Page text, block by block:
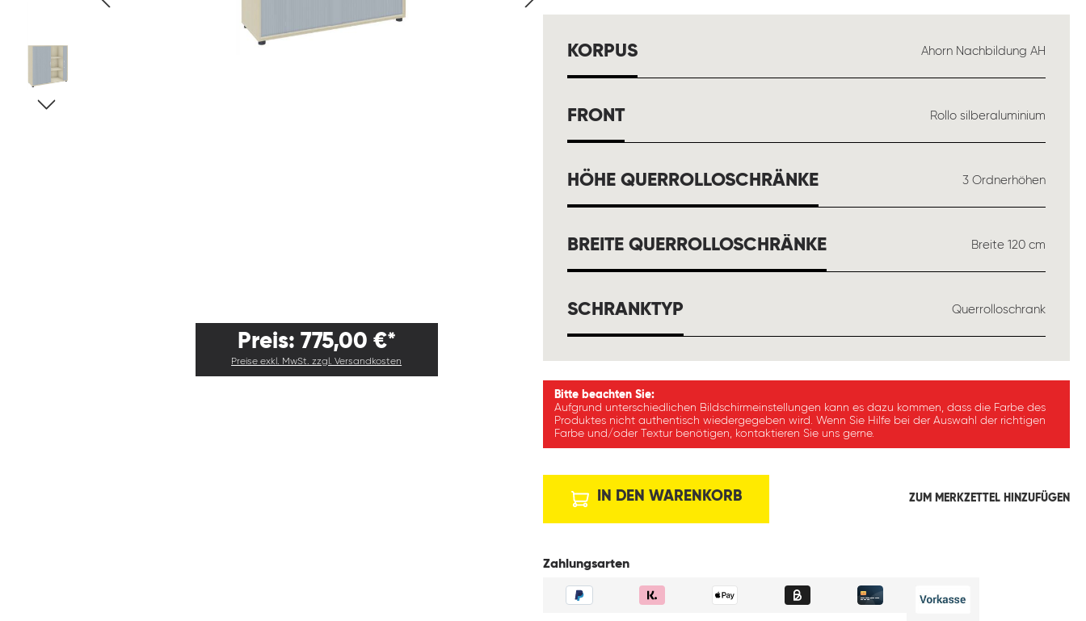
Preis: 775,00 €*
Preise exkl. MwSt. zzgl. Versandkosten
KORPUSAUSWÄHLEN Ahorn Nachbildung AH
FRONTAUSWÄHLEN Rollo silberaluminium
HÖHE QUERROLLOSCHRÄNKEAUSWÄHLEN 3 Ordnerhöhen
BREITE QUERROLLOSCHRÄNKEAUSWÄHLEN Breite 120 cm
SCHRANKTYP Querrolloschrank
Bitte beachten Sie:
Aufgrund unterschiedlichen Bildschirmeinstellungen kann es dazu kommen, dass die Farbe des
Produktes nicht authentisch wiedergegeben wird. Wenn Sie Hilfe bei der Auswahl der richtigen
Farbe und/oder Textur benötigen, kontaktieren Sie uns gerne.
IN DEN WARENKORB ZUM MERKZETTEL HINZUFÜGEN
Zahlungsarten